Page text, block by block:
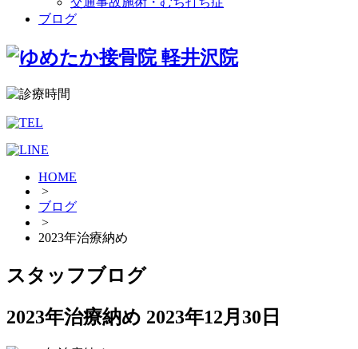
ブログ
HOME
>
ブログ
>
2023年治療納め
スタッフブログ
2023年治療納め 2023年12月30日